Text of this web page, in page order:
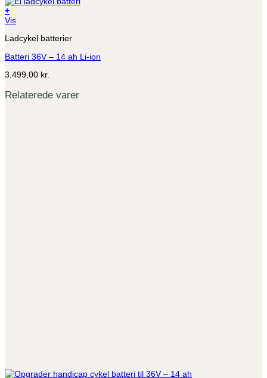
+
Vis
Ladcykel batterier
Batteri 36V – 14 ah Li-ion
3.499,00 kr.
Relaterede varer